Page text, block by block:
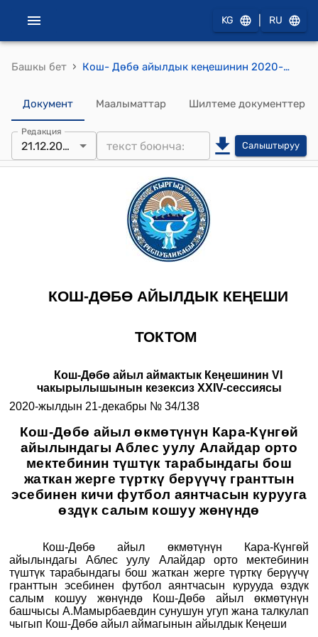
KG RU
Башкы бет › Кош- Дөбө айылдык кеңешинин 2020-жылдын 21-декабрындагы № 34/138 "Кош-Дөбө айыл өкмөтүнүн Кара-Күнгөй айылындагы Аблес уулу Алайдар орто мектебинин түштүк тарабындагы бош жаткан жерге түрткү берүүчү гранттын эсебинен кичи футбол аянтчасын курууга өздүк салым кошуу жөнүндө" токтому
Документ Маалыматтар Шилтеме документтер
Редакция
21.12.2020 Салыштыруу